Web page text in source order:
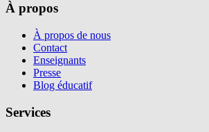
À propos
À propos de nous
Contact
Enseignants
Presse
Blog éducatif
Services